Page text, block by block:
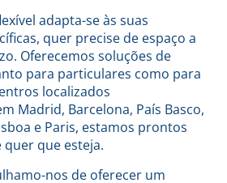
adapta-se às suas
quer precise de espaço a
Oferecemos soluções de
para particulares como para
localizados
Madrid, Barcelona, País Basco,
e Paris, estamos prontos
que esteja.
nos de oferecer um